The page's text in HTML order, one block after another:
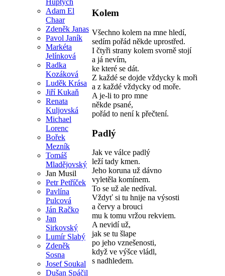
Adam El
Chaar
Zdeněk Janas
Pavol Janík
Markéta
Jelínková
Radka
Kozáková
Luděk Krása
Jiří Kukaň
Renata
Kuljovská
Michael
Lorenc
Bořek
Mezník
Tomáš
Mladějovský
Jan Musil
Petr Petříček
Pavlína
Pulcová
Ján Račko
Jan
Sirkovský
Lumír Slabý
Zdeněk
Sosna
Josef Soukal
Dušan Spáčil
Kolem
Všechno kolem na mne hledí,
sedím pořád někde uprostřed.
I čtyři strany kolem svorně stojí
a já nevím,
ke které se dát.
Z každé se dojde vždycky k moři
a z každé vždycky od moře.
A je-li to pro mne
někde psané,
pořád to není k přečtení.
Padlý
Jak ve válce padlý
leží tady kmen.
Jeho koruna už dávno
vyletěla komínem.
To se už ale nedíval.
Vždyť si tu hnije na výsosti
a červy a brouci
mu k tomu vržou rekviem.
A nevidí už,
jak se tu šlape
po jeho vznešenosti,
když ve výšce vládl,
s nadhledem.